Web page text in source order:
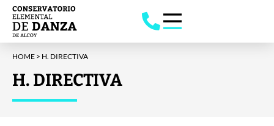
HOME > H. DIRECTIVA
H. DIRECTIVA